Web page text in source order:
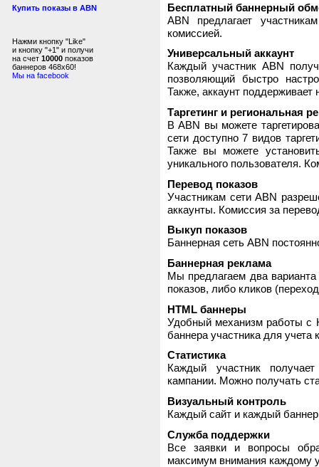
Купить показы в ABN
Нажми кнопку "Like"
и кнопку "+1" и получи
на счет 10000 показов
баннеров 468x60!
Мы на facebook
Бесплатный баннерный
ABN предлагает
комиссией.
Универсальный аккаунт
Каждый участник ABN
позволяющий быстро
Также, аккаунт поддерживает
Таргетинг и региональная
В ABN вы можете
сети доступно 7 видов
Также вы можете
уникального пользователя.
Перевод показов
Участникам сети ABN
аккаунты. Комиссия за
Выкуп показов
Баннерная сеть ABN
Баннерная реклама
Мы предлагаем два
показов, либо кликов
HTML баннеры
Удобный механизм работы с
баннера участника для
Статистика
Каждый участник
кампании. Можно получать
Визуальный контроль
Каждый сайт и каждый
Служба поддержки
Все заявки и вопросы
максимум внимания каждому